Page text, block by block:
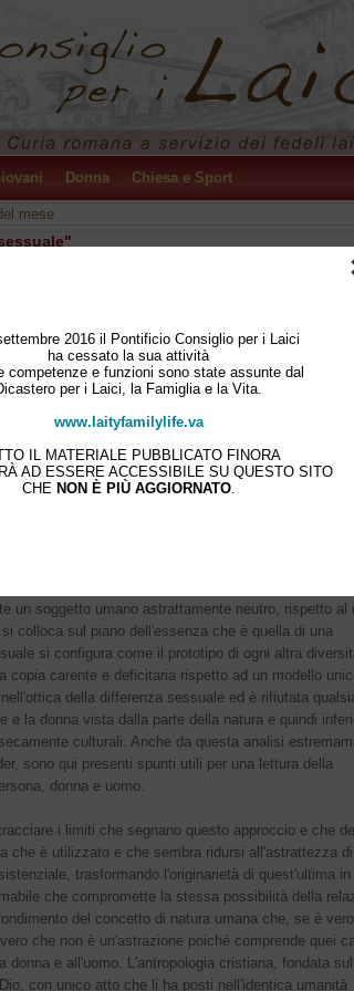
Donna Chiesa e Sport
mese
significato propriamente umano all'originario differire
socio-culturale che, in quanto tale, può
identità sessuale, completamente indipendente
questo approccio sia sicuramente il più
rilevante il cosiddetto pensiero della differenza
alla formulazione di Luce Irigaray, per
teoria del gender già nelle sue premesse poiché
senza il quale l'essere umano è impensabile. Ciò
appartenenza sessuale che ha anche il significato
una intrinseca relazionalità che è il fondamento di
escludente qualsiasi forma di subordinazione
un soggetto umano astrattamente neutro, rispetto al
colloca sul piano dell'essenza che è quella di una
si configura come il prototipo di ogni altra
copia carente e deficitaria rispetto ad un modello
della differenza sessuale ed è rifiutata
e la donna vista dalla parte della natura e quindi
culturali. Anche da questa analisi
sono qui presenti spunti utili per una lettura della
donna e uomo.
i limiti che segnano questo approccio e che
che è utilizzato e che sembra ridursi all'astrattezza
trasformando l'originarietà di quest'ultima in
che compromette la stessa possibilità della
del concetto di natura umana che, se è
che non è un'astrazione poiché comprende quei
donna e all'uomo. L'antropologia cristiana, fondata
con unico atto che li ha posti nell'identica umanità
2016 il Pontificio Consiglio per i Laici
ha cessato la sua attività
competenze e funzioni sono state assunte dal
per i Laici, la Famiglia e la Vita.
www.laityfamilylife.va
IL MATERIALE PUBBLICATO FINORA
AD ESSERE ACCESSIBILE SU QUESTO SITO
CHENON È PIÙ AGGIORNATO.